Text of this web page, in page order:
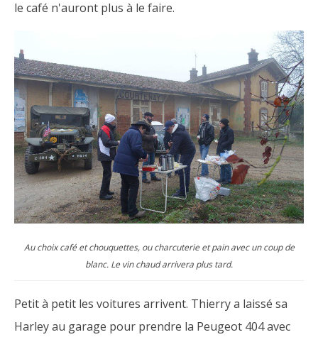
le café n'auront plus à le faire.
Au choix café et chouquettes, ou charcuterie et pain avec un coup de
blanc. Le vin chaud arrivera plus tard.
Petit à petit les voitures arrivent. Thierry a laissé sa
Harley au garage pour prendre la Peugeot 404 avec